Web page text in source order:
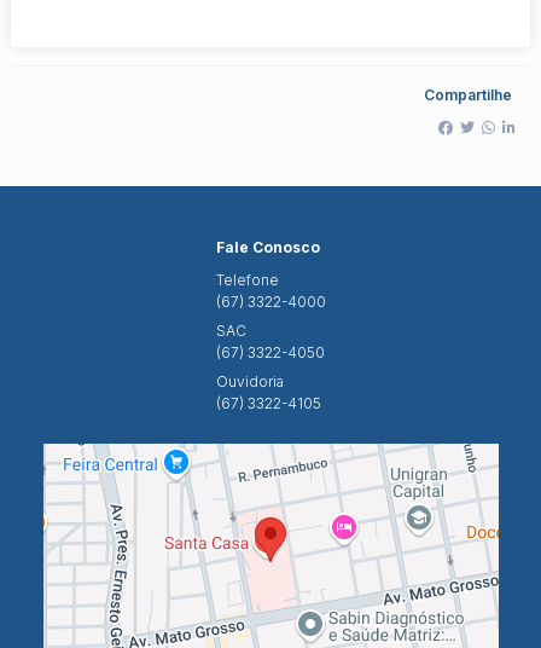
Compartilhe
Fale Conosco
Telefone
(67) 3322-4000
SAC
(67) 3322-4050
Ouvidoria
(67) 3322-4105